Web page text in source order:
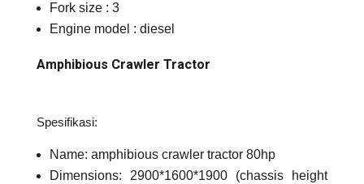
Fork size : 3
Engine model : diesel
Amphibious Crawler Tractor
Spesifikasi:
Name: amphibious crawler tractor 80hp
Dimensions: 2900*1600*1900 (chassis height